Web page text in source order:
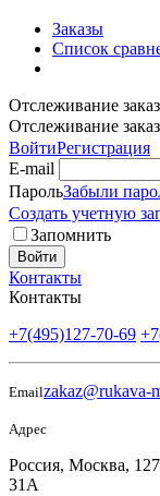
Заказы
Список
Отслеживание
Отслеживание
ВойтиРегистрация
E-mail
ПарольЗабыли
Создать учетную
Запомнить
Войти
Контакты
Контакты
+7(495)127-70-69
Emailzakaz@rukava-
Адрес
Россия, Москва,
31А